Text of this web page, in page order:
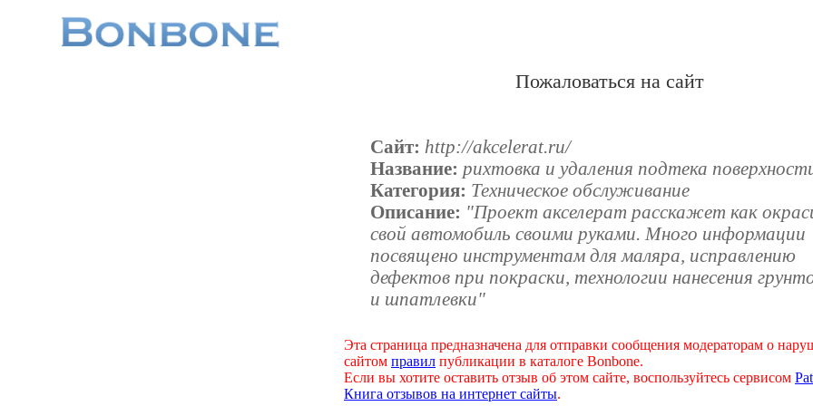
Пожаловаться на сайт
Сайт: http://akcelerat.ru/
Название: рихтовка и удаления подтека
Категория: Техническое обслуживание
Описание: "Проект акселерат расскажет как
свой автомобиль своими руками. Много информации
посвящено инструментам для маляра, исправлению
дефектов при покраски, технологии нанесения
и шпатлевки"
Эта страница предназначена для отправки сообщения модераторам о
сайтом правил публикации в каталоге Bonbone.
Если вы хотите оставить отзыв об этом сайте, воспользуйтесь сервисом
Книга отзывов на интернет сайты.